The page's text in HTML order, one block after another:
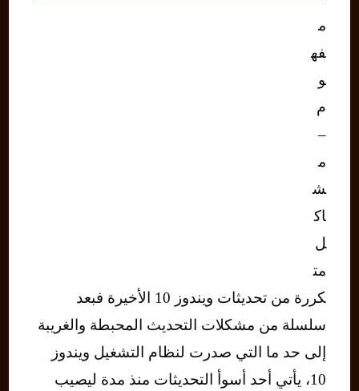
م
فه
و
م
–
م
ش
اك
ل
مت
كررة من تحديثات ويندوز 10 الأخيرة فبعد
سلسلة من مشكلات التحديث المحبطة والغريبة
إلى حد ما التي صدرت لنظام التشغيل ويندوز
10، يأتي أحد أسوأ التحديثات منذ مدة ليصيب